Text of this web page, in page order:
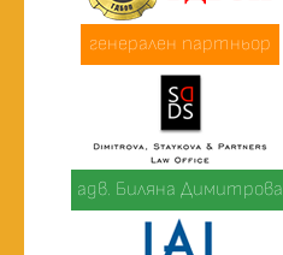
генерален партньор
адв. Биляна Димитрова